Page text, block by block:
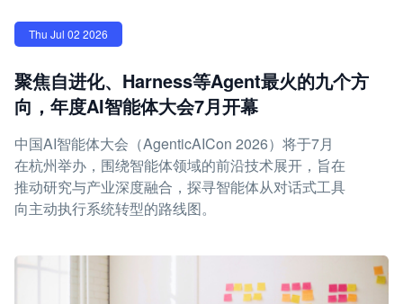
Thu Jul 02 2026
聚焦自进化、Harness等Agent最火的九个方
向，年度AI智能体大会7月开幕
中国AI智能体大会（AgenticAICon 2026）将于7月
在杭州举办，围绕智能体领域的前沿技术展开，旨在
推动研究与产业深度融合，探寻智能体从对话式工具
向主动执行系统转型的路线图。